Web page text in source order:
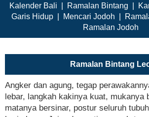
Kalender Bali Ramalan Bintang
Garis Hidup
Mencari Jodoh
Ramalan Jodoh
Ramalan Bintang
Angker dan agung, tegap
lebar, langkah kakinya kuat, mukanya
matanya bersinar, postur seluruh